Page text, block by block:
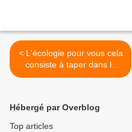
< L'écologie pour vous cela
consiste à taper dans le
portefeuille des plus
Hébergé par Overblog
Top articles